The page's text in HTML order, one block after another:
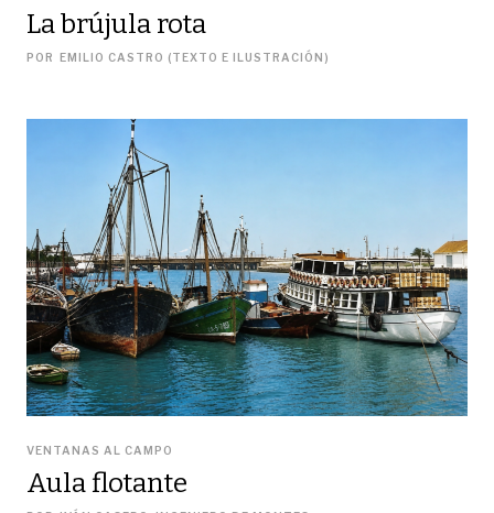
La brújula rota
POR EMILIO CASTRO (TEXTO E ILUSTRACIÓN)
VENTANAS AL CAMPO
Aula flotante